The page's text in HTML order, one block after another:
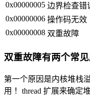
0x00000005 边界检查错
0x00000006 操作码无效
0x00000008 双重故障
双重故障有两个常见
第一个原因是内核堆栈
用 ！thread 扩展来确定